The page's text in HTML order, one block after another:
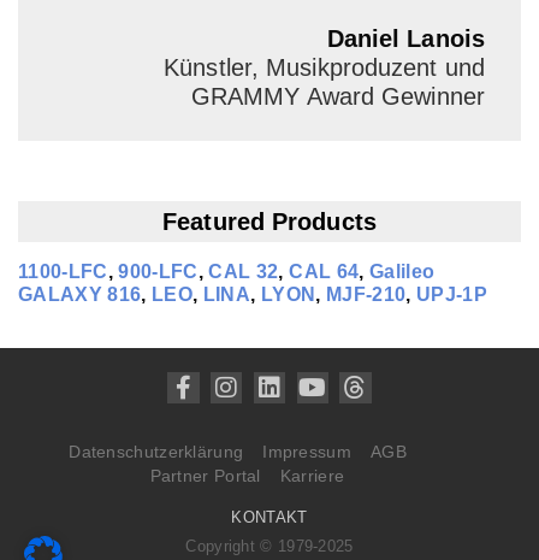
Daniel Lanois
Künstler, Musikproduzent und
GRAMMY Award Gewinner
Featured Products
1100-LFC,900-LFC,CAL 32,CAL 64, Galileo
GALAXY 816, LEO, LINA, LYON , MJF-210, UPJ-1P
Datenschutzerklärung Impressum
AGB
Partner Portal
Karriere
KONTAKT
Copyright © 1979-2025